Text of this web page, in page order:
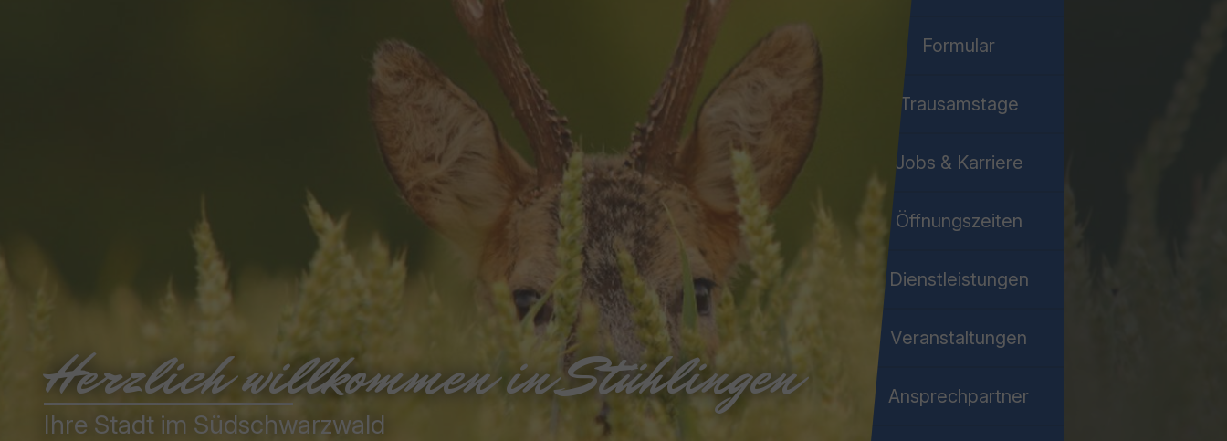
Herzlich willkommen in Stühlingen
Ihre Stadt im Südschwarzwald
Formular
Trausamstage
Jobs & Karriere
Öffnungszeiten
Dienstleistungen
Veranstaltungen
Ansprechpartner